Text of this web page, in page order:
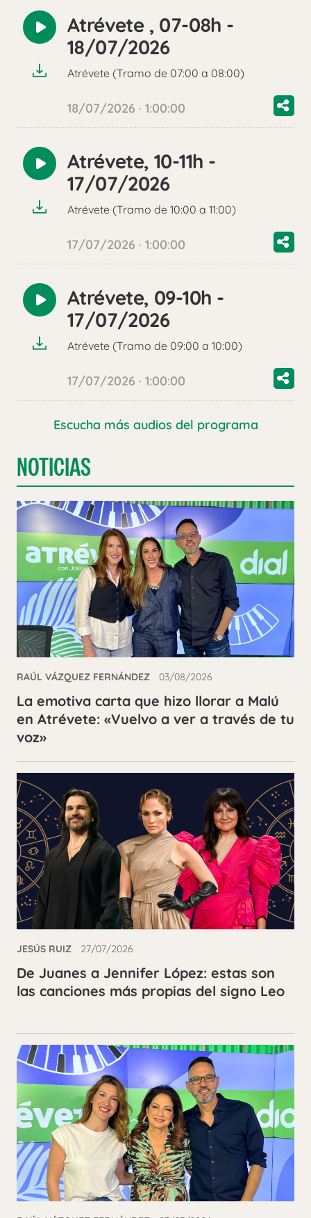
Reproducir
audio
Atrévete , 07-08h -
18/07/2026
Atrévete (Tramo de 07:00 a 08:00)
18/07/2026 · 1:00:00
Reproducir
audio
Atrévete, 10-11h -
17/07/2026
Atrévete (Tramo de 10:00 a 11:00)
17/07/2026 · 1:00:00
Reproducir
audio
Atrévete, 09-10h -
17/07/2026
Atrévete (Tramo de 09:00 a 10:00)
17/07/2026 · 1:00:00
Escucha más audios del programa
NOTICIAS
RAÚL VÁZQUEZ FERNÁNDEZ 03/08/2026
La emotiva carta que hizo llorar a Malú
en Atrévete: «Vuelvo a ver a través de tu
voz»
JESÚS RUIZ 27/07/2026
De Juanes a Jennifer López: estas son
las canciones más propias del signo Leo